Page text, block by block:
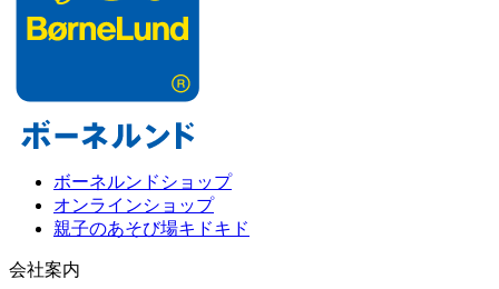
ボーネルンドショップ
オンラインショップ
親子のあそび場キドキド
会社案内